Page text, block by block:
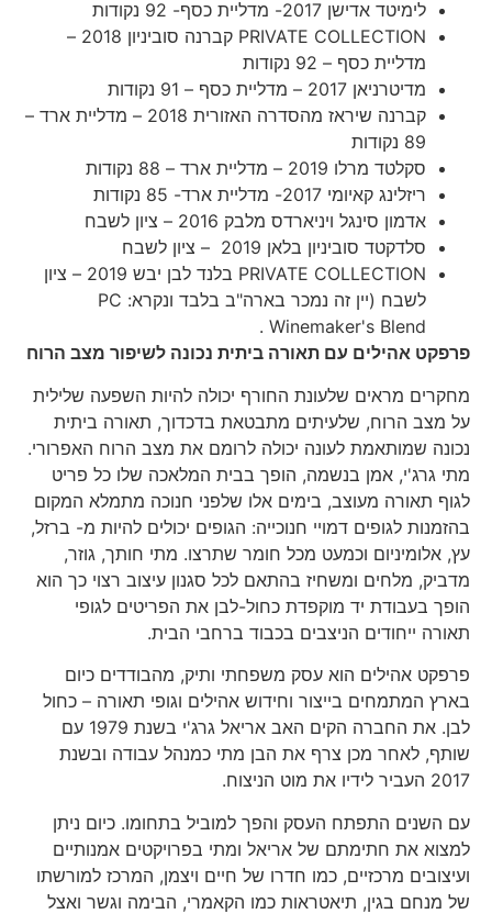
לימיטד אדישן 2017- מדליית כסף- 92 נקודות
PRIVATE COLLECTION קברנה סוביניון 2018 –
מדליית כסף – 92 נקודות
מדיטרניאן 2017 – מדליית כסף – 91 נקודות
קברנה שיראז מהסדרה האזורית 2018 – מדליית ארד –
סקלטד מרלו 2019 – מדליית ארד – 88 נקודות
ריזלינג קאיומי 2017- מדליית ארד- 85 נקודות
אדמון סינגל ויניארדס מלבק 2016 – ציון לשבח
סלדקטד סוביניון בלאן 2019 – ציון לשבח
PRIVATE COLLECTION בלנד לבן יבש 2019 – ציון
לשבח (יין זה נמכר בארה"ב בלבד ונקרא: PC
Winemaker's Blend .
פרפקט אהילים עם תאורה ביתית נכונה לשיפור מצב הרוח
מחקרים מראים שלעונת החורף יכולה להיות השפעה שלילית
על מצב הרוח, שלעיתים מתבטאת בדכדוך, תאורה ביתית
נכונה שמותאמת לעונה יכולה לרומם את מצב הרוח האפרורי.
מתי גרג'י, אמן בנשמה, הופך בבית המלאכה שלו כל פריט
לגוף תאורה מעוצב, בימים אלו שלפני חנוכה מתמלא המקום
בהזמנות לגופים דמויי חנוכייה: הגופים יכולים להיות מ- ברזל,
עץ, אלומיניום וכמעט מכל חומר שתרצו. מתי חותך, גוזר,
מדביק, מלחים ומשחיז בהתאם לכל סגנון עיצוב רצוי כך הוא
הופך בעבודת יד מוקפדת כחול-לבן את הפריטים לגופי
תאורה ייחודים הניצבים בכבוד ברחבי הבית.
פרפקט אהילים הוא עסק משפחתי ותיק, מהבודדים כיום
בארץ המתמחים בייצור וחידוש אהילים וגופי תאורה – כחול
לבן. את החברה הקים האב אריאל גרג'י בשנת 1979 עם
שותף, לאחר מכן צרף את הבן מתי כמנהל עבודה ובשנת
2017 העביר לידיו את מוט הניצוח.
עם השנים התפתח העסק והפך למוביל בתחומו. כיום ניתן
למצוא את חתימתם של אריאל ומתי בפרויקטים אמנותיים
ועיצובים מרכזיים, כמו חדרו של חיים ויצמן, המרכז למורשתו
של מנחם בגין, תיאטראות כמו הקאמרי, הבימה וגשר ואצל